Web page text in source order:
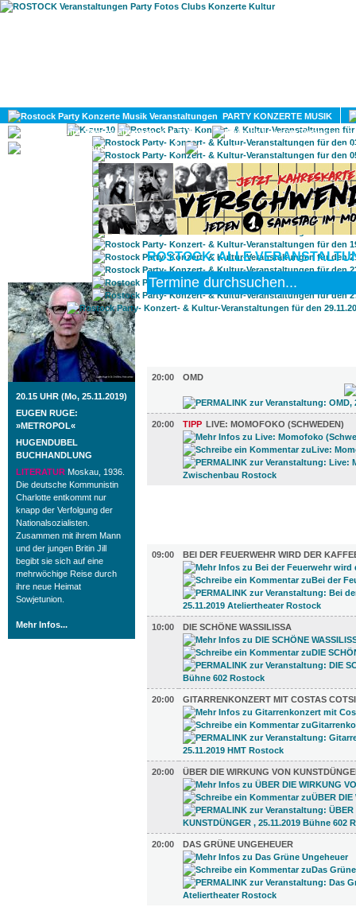
PARTY KONZERTE MUSIK
KULTUR
GAY
ROSTOCK TAGESTIPP
20.15 UHR (Mo, 25.11.2019)
EUGEN RUGE:
»METROPOL«
HUGENDUBEL
BUCHHANDLUNG
LITERATUR Moskau, 1936.
Die deutsche Kommunistin
Charlotte entkommt nur
knapp der Verfolgung der
Nationalsozialisten.
Zusammen mit ihrem Mann
und der jungen Britin Jill
begibt sie sich auf eine
mehrwöchige Reise durch
ihre neue Heimat
Sowjetunion.
Mehr Infos...
ROSTOCK: ALLE
20:00
OMD
20:00 TIPP LIVE: MOMOFOKO (SCHWEDEN)
09:00
BEI DER FEUERWEHR WIRD DER
10:00 DIE SCHÖNE WASSILISSA
20:00 GITARRENKONZERT MIT COSTAS
20:00 ÜBER DIE WIRKUNG VON
20:00 DAS GRÜNE UNGEHEUER